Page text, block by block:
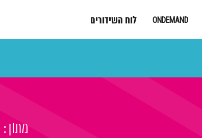
ONDEMAND לוח השידורים
מתוך: